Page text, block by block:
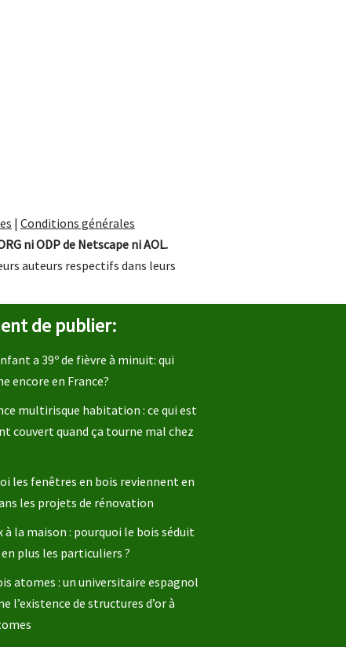
| Conditions générales
ni ODP de Netscape ni AOL.
auteurs respectifs dans leurs
de publier:
a 39º de fièvre à minuit: qui
encore en France?
multirisque habitation : ce qui est
couvert quand ça tourne mal chez
les fenêtres en bois reviennent en
les projets de rénovation
à la maison : pourquoi le bois séduit
plus les particuliers ?
atomes : un universitaire espagnol
l’existence de structures d’or à